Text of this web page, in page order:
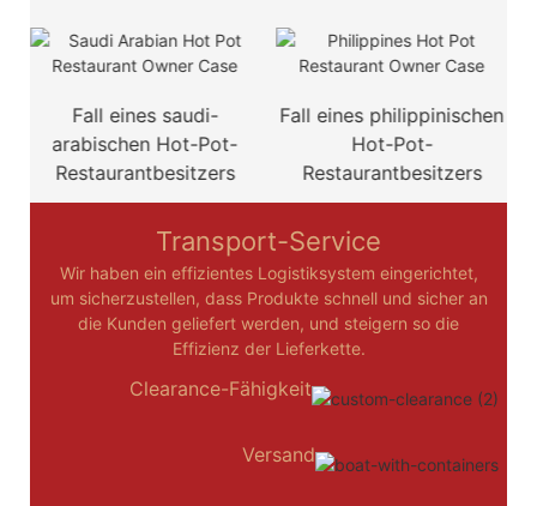
Fall eines saudi-
arabischen Hot-Pot-
Restaurantbesitzers
Fall eines philippinischen
Hot-Pot-
Restaurantbesitzers
Transport-Service
Wir haben ein effizientes Logistiksystem eingerichtet,
um sicherzustellen, dass Produkte schnell und sicher an
die Kunden geliefert werden, und steigern so die
Effizienz der Lieferkette.
Clearance-Fähigkeit
Versand